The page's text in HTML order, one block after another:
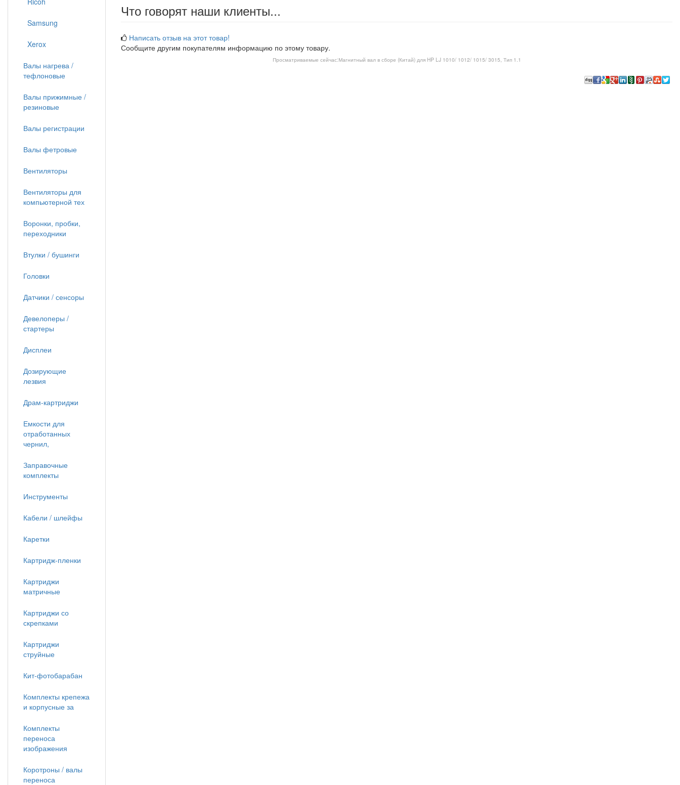
Что говорят наши клиенты...
Написать отзыв на этот товар!
Сообщите другим покупателям информацию по этому товару.
Просматриваемые сейчас:Магнитный вал в сборе (Китай) для HP LJ 1010/ 1012/ 1015/ 3015, Тип 1.1
Samsung
Xerox
Валы нагрева /
тефлоновые
Валы прижимные /
резиновые
Валы регистрации
Валы фетровые
Вентиляторы
Вентиляторы для
компьютерной тех
Воронки, пробки,
переходники
Втулки / бушинги
Головки
Датчики / сенсоры
Девелоперы /
стартеры
Дисплеи
Дозирующие
лезвия
Драм-картриджи
Емкости для
отработанных
чернил,
Заправочные
комплекты
Инструменты
Кабели / шлейфы
Каретки
Картридж-пленки
Картриджи
матричные
Картриджи со
скрепками
Картриджи
струйные
Кит-фотобарабан
Комплекты крепежа
и корпусные за
Комплекты
переноса
изображения
Коротроны / валы
переноса